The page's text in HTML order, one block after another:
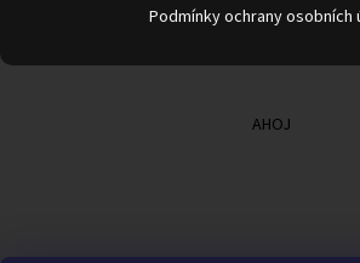
Podmínky ochrany osobních
AHOJ